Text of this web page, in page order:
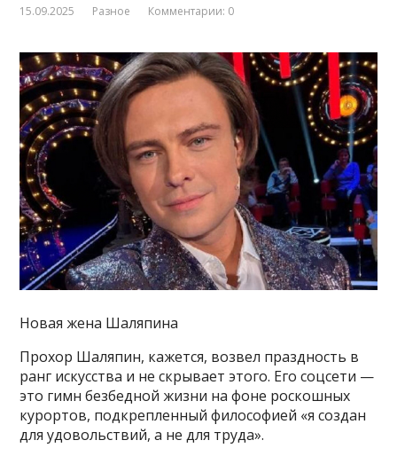
15.09.2025 Разное Комментарии: 0
Новая жена Шаляпина
Прохор Шаляпин, кажется, возвел праздность в
ранг искусства и не скрывает этого. Его соцсети —
это гимн безбедной жизни на фоне роскошных
курортов, подкрепленный философией «я создан
для удовольствий, а не для труда».